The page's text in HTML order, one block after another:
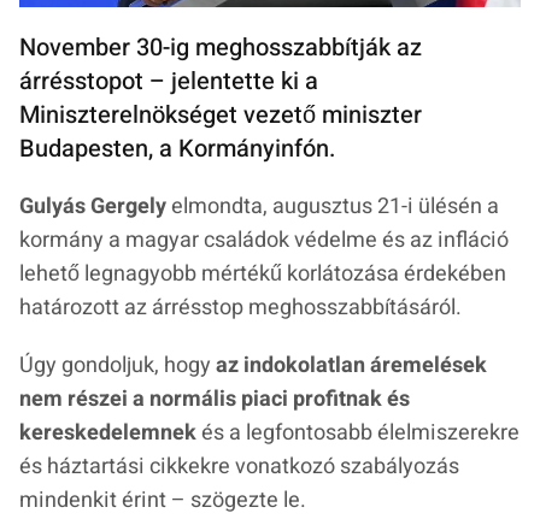
November 30-ig meghosszabbítják az
árrésstopot – jelentette ki a
Miniszterelnökséget vezető miniszter
Budapesten, a Kormányinfón.
Gulyás Gergelyelmondta, augusztus 21-i ülésén a
kormány a magyar családok védelme és az infláció
lehető legnagyobb mértékű korlátozása érdekében
határozott az árrésstop meghosszabbításáról.
Úgy gondoljuk, hogyaz indokolatlan áremelések
nem részei a normális piaci profitnak és
kereskedelemnekés a legfontosabb élelmiszerekre
és háztartási cikkekre vonatkozó szabályozás
mindenkit érint – szögezte le.